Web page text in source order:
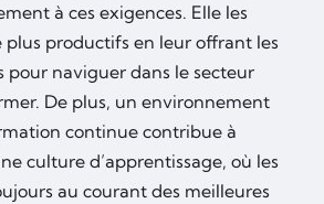
à ces exigences. Elle les
plus productifs en leur offrant les
pour naviguer dans le secteur
De plus, un environnement
continue contribue à
culture d’apprentissage, où les
au courant des meilleures